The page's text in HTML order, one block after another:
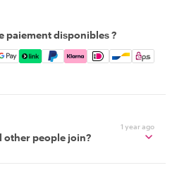
paiement disponibles ?
Discover, Apple Pay, Google
1 year ago
other people join?